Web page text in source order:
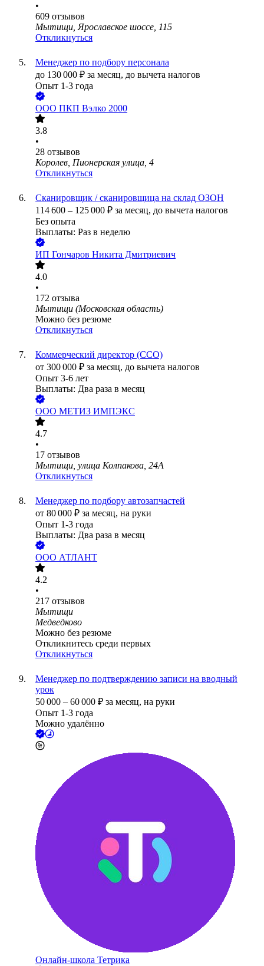
•
609 отзывов
Мытищи, Ярославское шоссе, 115
Откликнуться
Менеджер по подбору персонала
до 130 000 ₽ за месяц, до вычета налогов
Опыт 1-3 года
ООО ПКП Вэлко 2000
3.8
•
28 отзывов
Королев, Пионерская улица, 4
Откликнуться
Сканировщик / сканировщица на склад ОЗОН
114 600 – 125 000 ₽ за месяц, до вычета налогов
Без опыта
Выплаты: Раз в неделю
ИП Гончаров Никита Дмитриевич
4.0
•
172 отзыва
Мытищи (Московская область)
Можно без резюме
Откликнуться
Коммерческий директор (CCO)
от 300 000 ₽ за месяц, до вычета налогов
Опыт 3-6 лет
Выплаты: Два раза в месяц
ООО МЕТИЗ ИМПЭКС
4.7
•
17 отзывов
Мытищи, улица Колпакова, 24А
Откликнуться
Менеджер по подбору автозапчастей
от 80 000 ₽ за месяц, на руки
Опыт 1-3 года
Выплаты: Два раза в месяц
ООО АТЛАНТ
4.2
•
217 отзывов
Мытищи
Медведково
Можно без резюме
Откликнитесь среди первых
Откликнуться
Менеджер по подтверждению записи на вводный
урок
50 000 – 60 000 ₽ за месяц, на руки
Опыт 1-3 года
Можно удалённо
Онлайн-школа Тетрика